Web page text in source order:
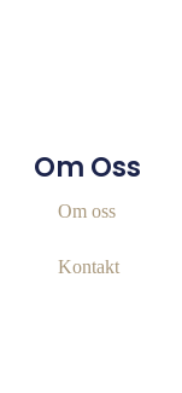
Om Oss
Om oss
Kontakt